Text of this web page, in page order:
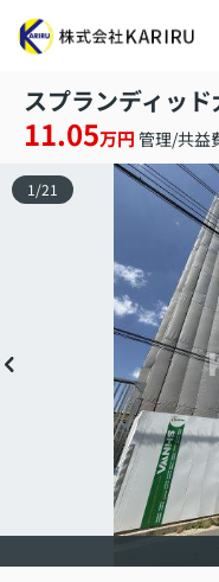
スプランディッ
11.05万円 管理/共益
1 /21